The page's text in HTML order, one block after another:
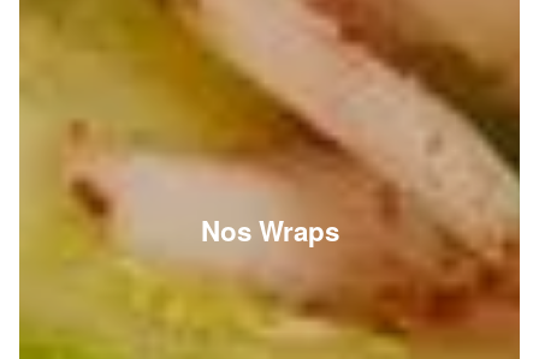
Nos Wraps